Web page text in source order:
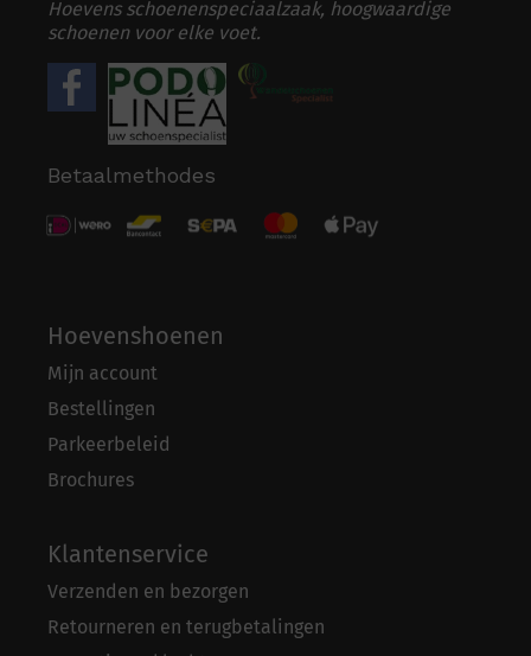
Hoevens schoenenspeciaalzaak, hoogwaardige
schoenen voor elke voet.
Betaalmethodes
Hoevenshoenen
Mijn account
Bestellingen
Parkeerbeleid
Brochures
Klantenservice
Verzenden en bezorgen
Retourneren en terugbetalingen